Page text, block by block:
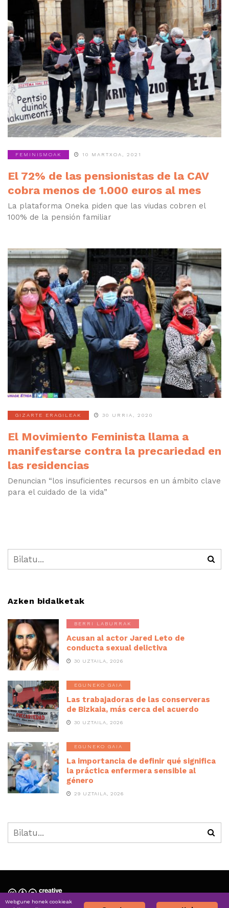
FEMINISMOAK 10 MARTXOA, 2021
El 72% de las pensionistas de la CAV
cobra menos de 1.000 euros al mes
La plataforma Oneka piden que las viudas cobren el
100% de la pensión familiar
GIZARTE ERAGILEAK 30 URRIA, 2020
El Movimiento Feminista llama a
manifestarse contra la precariedad en
las residencias
Denuncian “los insuficientes recursos en un ámbito clave
para el cuidado de la vida”
Azken bidalketak
BERRI LABURRAK
Acusan al actor Jared Leto de
conducta sexual delictiva
30 UZTAILA, 2026
EGUNEKO GAIA
Las trabajadoras de las conserveras
de Bizkaia, más cerca del acuerdo
30 UZTAILA, 2026
EGUNEKO GAIA
La importancia de definir qué significa
la práctica enfermera sensible al
género
29 UZTAILA, 2026
Nortzuk gara » Quiénes somos
Webgune honek cookieak